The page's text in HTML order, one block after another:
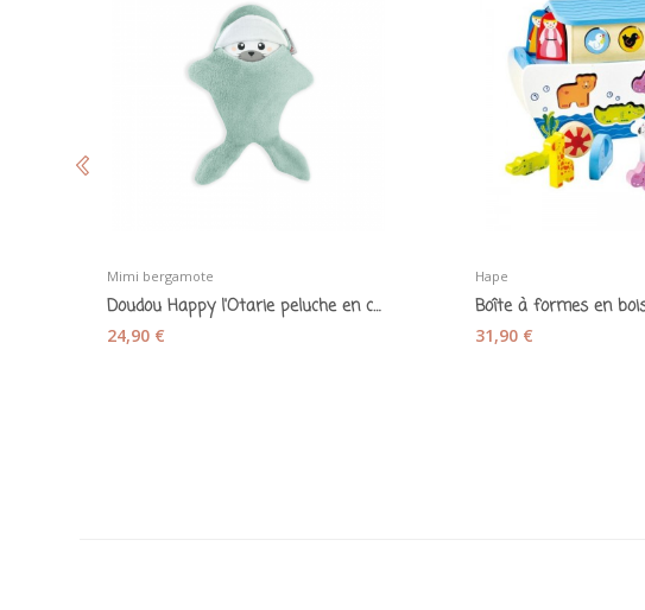
Mimi bergamote
Doudou Happy l'Otarie peluche en coton - Mimi...
24,90 €
Hape
31,90 €